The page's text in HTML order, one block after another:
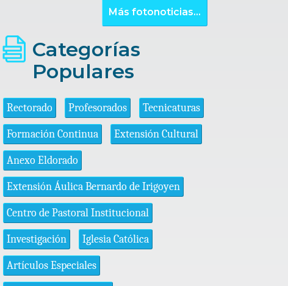
Más fotonoticias...
Categorías
Populares
Rectorado Profesorados Tecnicaturas
Formación Continua Extensión Cultural
Anexo Eldorado
Extensión Áulica Bernardo de Irigoyen
Centro de Pastoral Institucional
Investigación Iglesia Católica
Artículos Especiales